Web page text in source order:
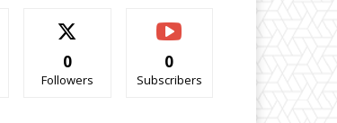
0
Followers
0
Subscribers